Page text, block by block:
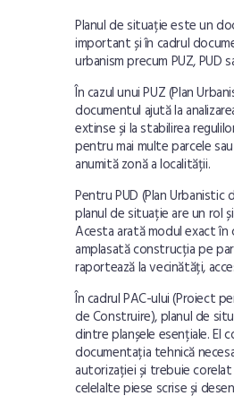
Planul de situație este un
important și în cadrul
urbanism precum PUZ, PUD
În cazul unui PUZ (Plan
documentul ajută la
extinse și la stabilirea
pentru mai multe parcele
anumită zonă a localității.
Pentru PUD (Plan Urbanistic
planul de situație are un rol
Acesta arată modul exact în
amplasată construcția pe
raportează la vecinătăți,
În cadrul PAC-ului (Proiect
de Construire), planul de
dintre planșele esențiale. El
documentația tehnică
autorizației și trebuie
celelalte piese scrise și